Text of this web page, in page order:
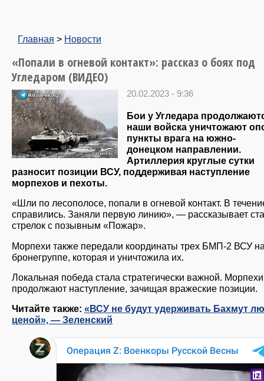
Главная > Новости
«Попали в огневой контакт»: рассказ о боях под
Угледаром (ВИДЕО)
20.02.2023 - 9:36
Бои у Угледара
наши войска уничтожают
пункты врага на южно-
донецком направлении.
Артиллерия круглые сутки
разносит позиции ВСУ, поддерживая наступление
морпехов и пехоты.
«Шли по лесополосе, попали в огневой контакт. В
справились. Заняли первую линию», — рассказывает
стрелок с позывным «Пожар».
Морпехи также передали координаты трех БМП-2 ВСУ
бронегруппе, которая и уничтожила их.
Локальная победа стала стратегически важной. Морпехи
продолжают наступление, зачищая вражеские позиции.
Читайте также: «ВСУ не будут удерживать Бахмут
ценой», — Зеленский